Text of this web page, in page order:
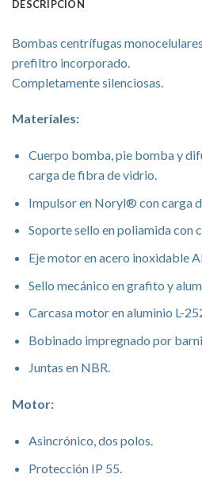
DESCRIPCIÓN
Bombas centrífugas
prefiltro incorporado.
Completamente silenciosas.
Materiales:
Cuerpo bomba, pie bomba y
carga de fibra de vidrio.
Impulsor en Noryl® con carga
Soporte sello en poliamida con
Eje motor en acero inoxidable
Sello mecánico en grafito y
Carcasa motor en aluminio L-
Bobinado impregnado por
Juntas en NBR.
Motor:
Asincrónico, dos polos.
Protección IP 55.